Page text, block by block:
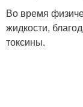
Во время
жидкости,
токсины.